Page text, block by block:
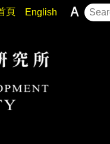
頁 English